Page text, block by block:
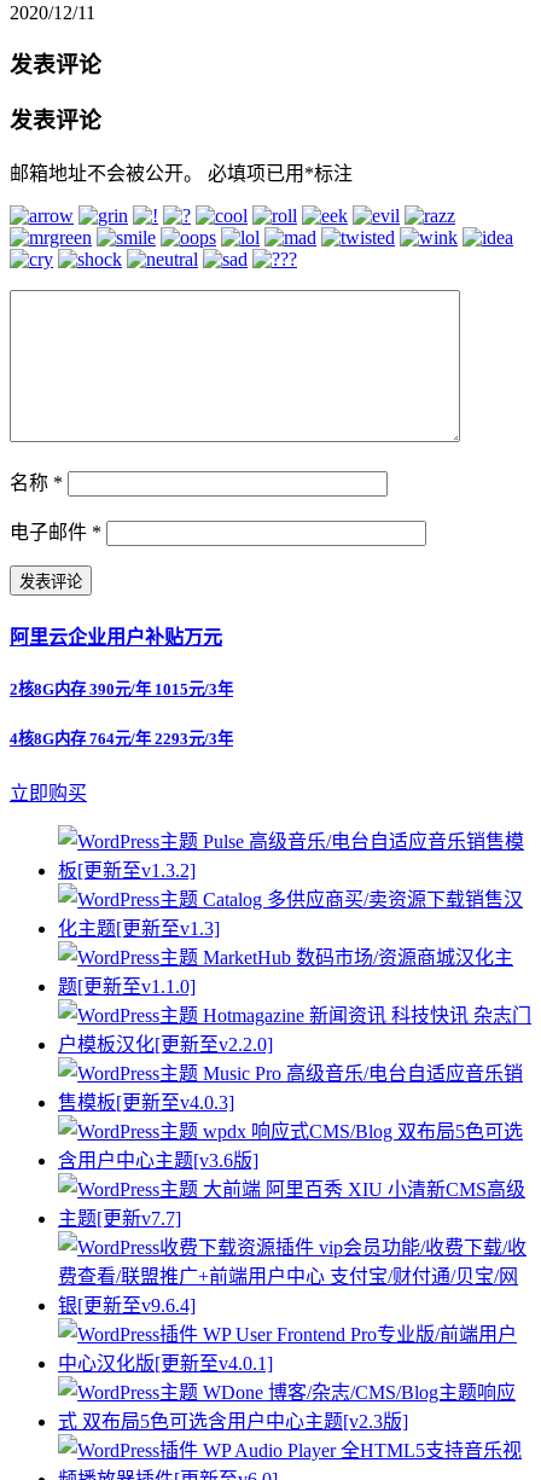
2020/12/11
发表评论
发表评论
邮箱地址不会被公开。 必填项已用 *标注
名称 *
电子邮件 *
阿里云企业用户补贴万元
2核8G内存 390元/年 1015元/3年
4核8G内存 764元/年 2293元/3年
立即购买